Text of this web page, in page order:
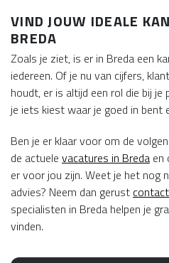
VIND JOUW IDEALE
BREDA
Zoals je ziet, is er in Breda een
iedereen. Of je nu van cijfers,
houdt, er is altijd een rol die bij
je iets kiest waar je goed in bent
Ben je er klaar voor om de
de actuele vacatures in Breda en
er voor jou zijn. Weet je het nog
advies? Neem dan gerust contact
specialisten in Breda helpen je
vinden.